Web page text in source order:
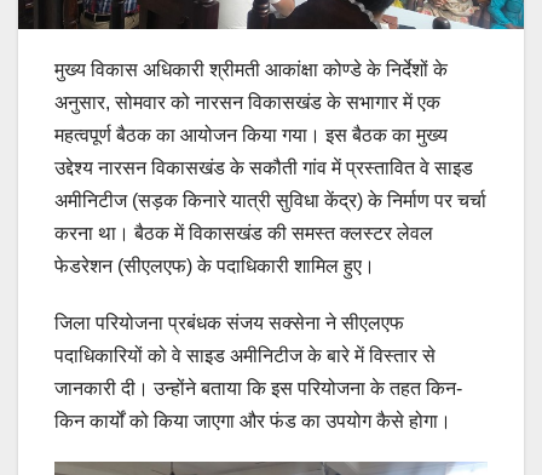
मुख्य विकास अधिकारी श्रीमती आकांक्षा कोण्डे के निर्देशों के
अनुसार, सोमवार को नारसन विकासखंड के सभागार में एक
महत्वपूर्ण बैठक का आयोजन किया गया। इस बैठक का मुख्य
उद्देश्य नारसन विकासखंड के सकौती गांव में प्रस्तावित वे साइड
अमीनिटीज (सड़क किनारे यात्री सुविधा केंद्र) के निर्माण पर चर्चा
करना था। बैठक में विकासखंड की समस्त क्लस्टर लेवल
फेडरेशन (सीएलएफ) के पदाधिकारी शामिल हुए।
जिला परियोजना प्रबंधक संजय सक्सेना ने सीएलएफ
पदाधिकारियों को वे साइड अमीनिटीज के बारे में विस्तार से
जानकारी दी। उन्होंने बताया कि इस परियोजना के तहत किन-
किन कार्यों को किया जाएगा और फंड का उपयोग कैसे होगा।